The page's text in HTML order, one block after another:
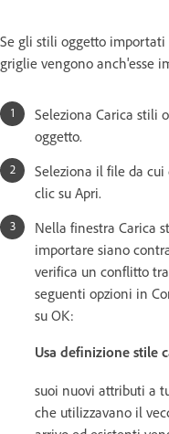
Se gli stili oggetto
griglie vengono anch'esse
Seleziona Carica stili
oggetto.
Seleziona il file da
clic su Apri.
Nella finestra Carica
importare siano
verifica un conflitto
seguenti opzioni in
su OK:
Usa definizione stile
suoi nuovi attributi a
che utilizzavano il